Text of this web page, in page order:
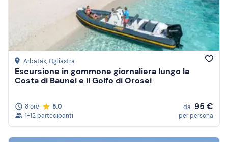
Arbatax, Ogliastra
Escursione in gommone giornaliera lungo la
Costa di Baunei e il Golfo di Orosei
8 ore
5.0
1-12 partecipanti
da 95 €
per persona